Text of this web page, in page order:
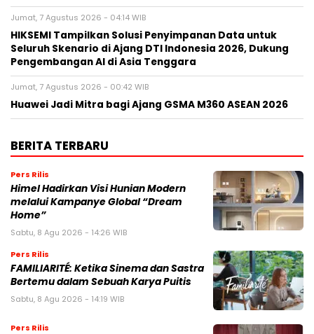
Jumat, 7 Agustus 2026 - 04:14 WIB
HIKSEMI Tampilkan Solusi Penyimpanan Data untuk
Seluruh Skenario di Ajang DTI Indonesia 2026, Dukung
Pengembangan AI di Asia Tenggara
Jumat, 7 Agustus 2026 - 00:42 WIB
Huawei Jadi Mitra bagi Ajang GSMA M360 ASEAN 2026
BERITA TERBARU
Pers Rilis
Himel Hadirkan Visi Hunian Modern
melalui Kampanye Global “Dream
Home”
Sabtu, 8 Agu 2026 - 14:26 WIB
Pers Rilis
FAMILIARITÉ: Ketika Sinema dan Sastra
Bertemu dalam Sebuah Karya Puitis
Sabtu, 8 Agu 2026 - 14:19 WIB
Pers Rilis